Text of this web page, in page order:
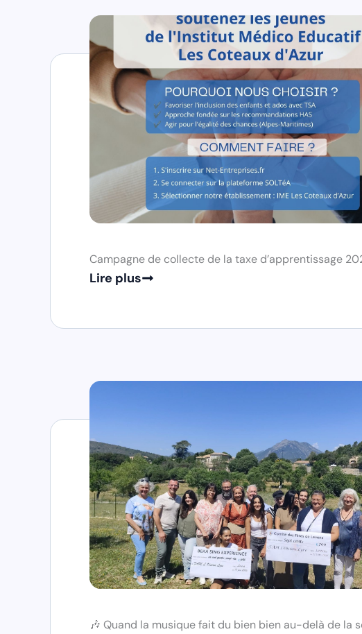
Campagne de collecte de la taxe d’apprentissage
Lire plus
🎶 Quand la musique fait du bien bien au-delà de la